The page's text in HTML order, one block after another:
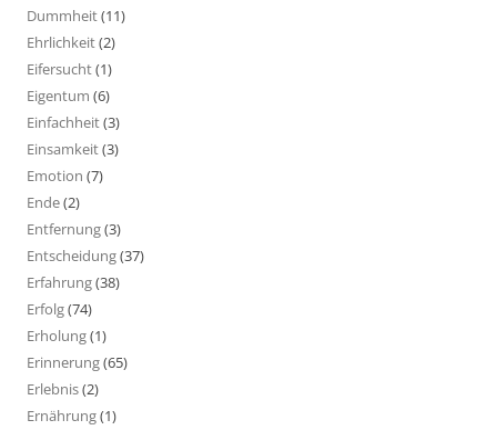
Dummheit(11)
Ehrlichkeit(2)
Eifersucht(1)
Eigentum (6)
Einfachheit(3)
Einsamkeit(3)
Emotion (7)
Ende(2)
Entfernung(3)
Entscheidung(37)
Erfahrung(38)
Erfolg(74)
Erholung(1)
Erinnerung(65)
Erlebnis(2)
Ernährung(1)